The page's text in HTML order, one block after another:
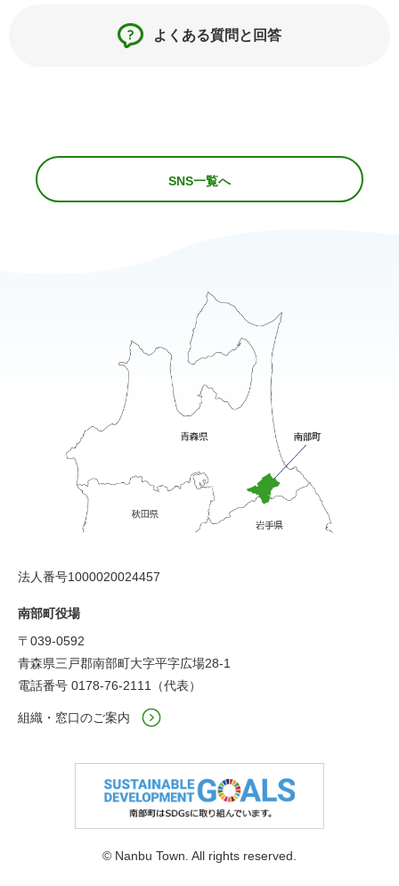
よくある質問と回答
SNS一覧へ
法人番号1000020024457
南部町役場
〒039-0592
青森県三戸郡南部町大字平字広場28-1
電話番号 0178-76-2111（代表）
組織・窓口のご案内
© Nanbu Town. All rights reserved.